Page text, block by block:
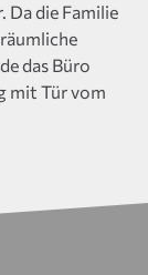
Da die Familie
das Büro
mit Tür vom